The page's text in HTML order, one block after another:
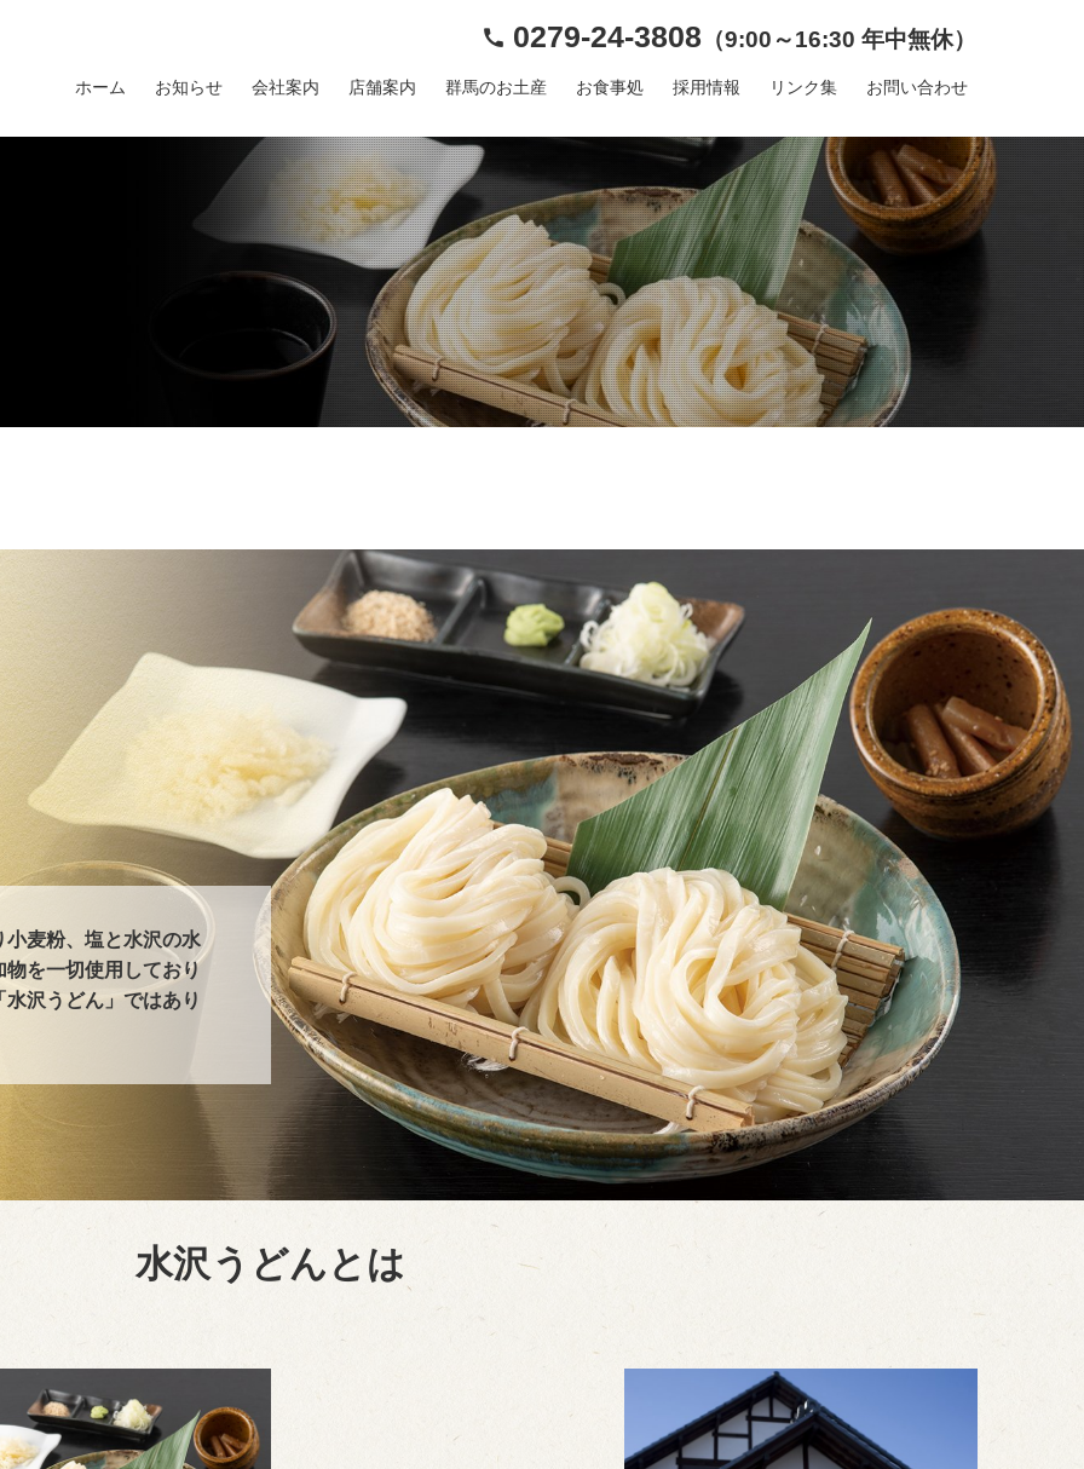
ホーム お知らせ 会社案内 店舗案内 群馬のお土産 お食事処 採用情報 リンク集 お問い合わせ
0279-24-3808 （9:00～16:30 年中無休）
麦粉、塩と水沢の水
を一切使用しており
沢うどん」ではあり
水沢うどんとは